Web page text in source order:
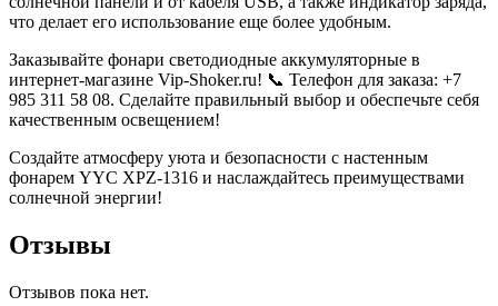
что делает его использование еще более удобным.
Заказывайте фонари светодиодные аккумуляторные в
интернет-магазине Vip-Shoker.ru! 📞 Телефон для заказа: +7
985 311 58 08. Сделайте правильный выбор и обеспечьте себя
качественным освещением!
Создайте атмосферу уюта и безопасности с настенным
фонарем YYC XPZ-1316 и наслаждайтесь преимуществами
солнечной энергии!
Отзывы
Отзывов пока нет.